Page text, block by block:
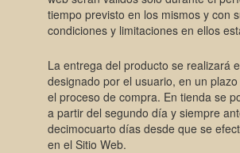
tiempo previsto en los mismos y con
condiciones y limitaciones en ellos
La entrega del producto se realizará
designado por el usuario, en un
el proceso de compra. En tienda se
a partir del segundo día y siempre
decimocuarto días desde que se
en el Sitio Web.